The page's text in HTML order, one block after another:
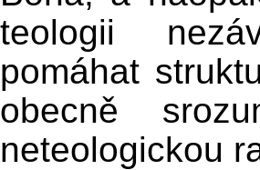
teologii
pomáhat
obecně
neteologickou